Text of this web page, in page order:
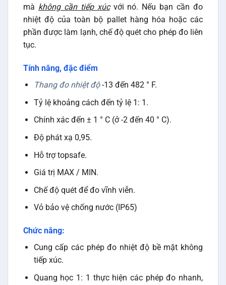
mà không cần tiếp xúcvới nó. Nếu bạn cần đo
nhiệt độ của toàn bộ pallet hàng hóa hoặc các
phần được làm lạnh, chế độ quét cho phép đo liên
tục.
Tính năng, đặc điểm
Thang đo nhiệt độ -13 đến 482 ° F.
Tỷ lệ khoảng cách đến tỷ lệ 1: 1.
Chính xác đến ± 1 ° C (ở -2 đến 40 ° C).
Độ phát xạ 0,95.
Hỗ trợ topsafe.
Giá trị MAX / MIN.
Chế độ quét để đo vĩnh viễn.
Vỏ bảo vệ chống nước (IP65)
Chức năng:
Cung cấp các phép đo nhiệt độ bề mặt không
tiếp xúc.
Quang học 1: 1 thực hiện các phép đo nhanh,